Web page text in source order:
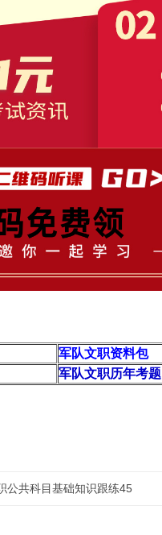
军队文职资料包
军队文职历年考题
公共科目基础知识跟练45